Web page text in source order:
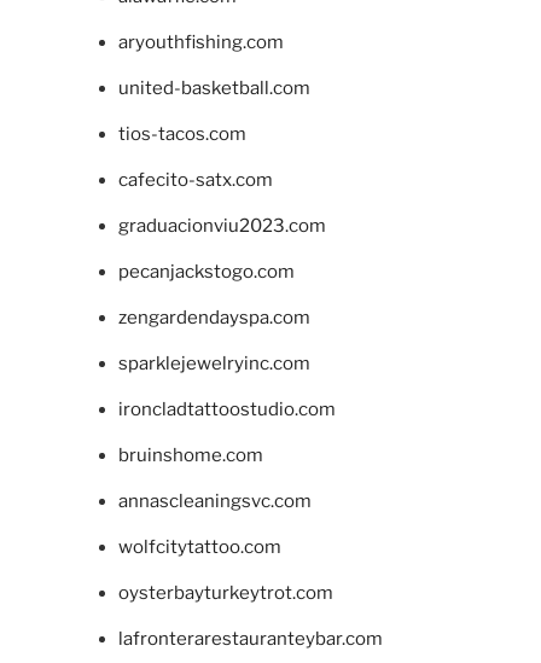
aryouthfishing.com
united-basketball.com
tios-tacos.com
cafecito-satx.com
graduacionviu2023.com
pecanjackstogo.com
zengardendayspa.com
sparklejewelryinc.com
ironcladtattoostudio.com
bruinshome.com
annascleaningsvc.com
wolfcitytattoo.com
oysterbayturkeytrot.com
lafronterarestauranteybar.com